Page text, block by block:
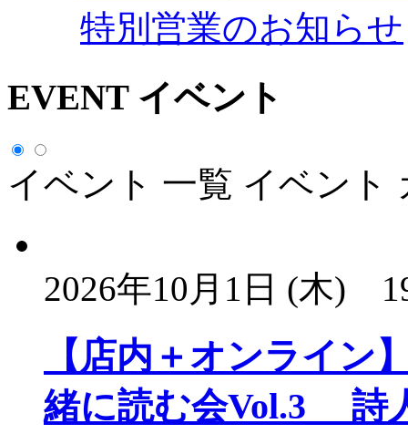
特別営業のお知らせ
EVENT イベント
イベント 一覧 イベント
2026年10月1日 (木)
【店内＋オンライン
緒に読む会Vol.3 詩